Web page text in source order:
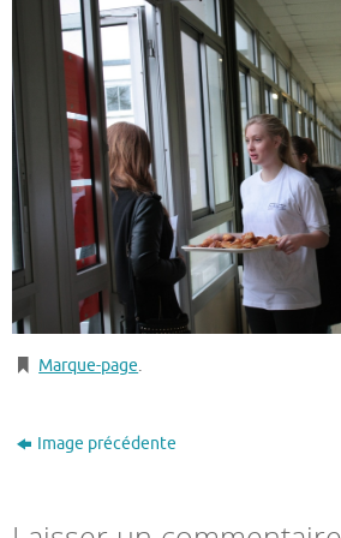
Marque-page.
Image précédente